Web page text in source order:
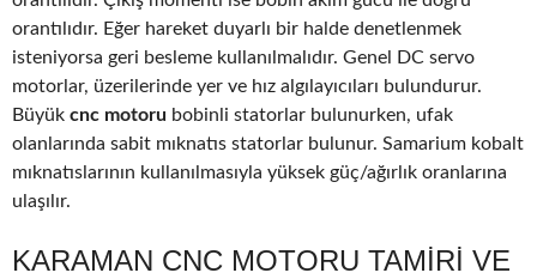
orantılıdır. Eğer hareket duyarlı bir halde denetlenmek
isteniyorsa geri besleme kullanılmalıdır. Genel DC servo
motorlar, üzerilerinde yer ve hız algılayıcıları bulundurur.
Büyük cnc motoru bobinli statorlar bulunurken, ufak
olanlarında sabit mıknatıs statorlar bulunur. Samarium kobalt
mıknatıslarının kullanılmasıyla yüksek güç/ağırlık oranlarına
ulaşılır.
KARAMAN CNC MOTORU TAMIRI VE